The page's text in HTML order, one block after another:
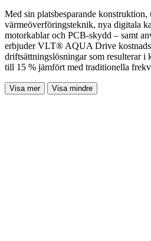
Med sin platsbesparande konstruktion,
värmeöverföringsteknik, nya digitala
motorkablar och PCB-skydd – samt
erbjuder VLT® AQUA Drive
driftsättningslösningar som resulterar i
till 15 % jämfört med traditionella
Visa mer Visa mindre